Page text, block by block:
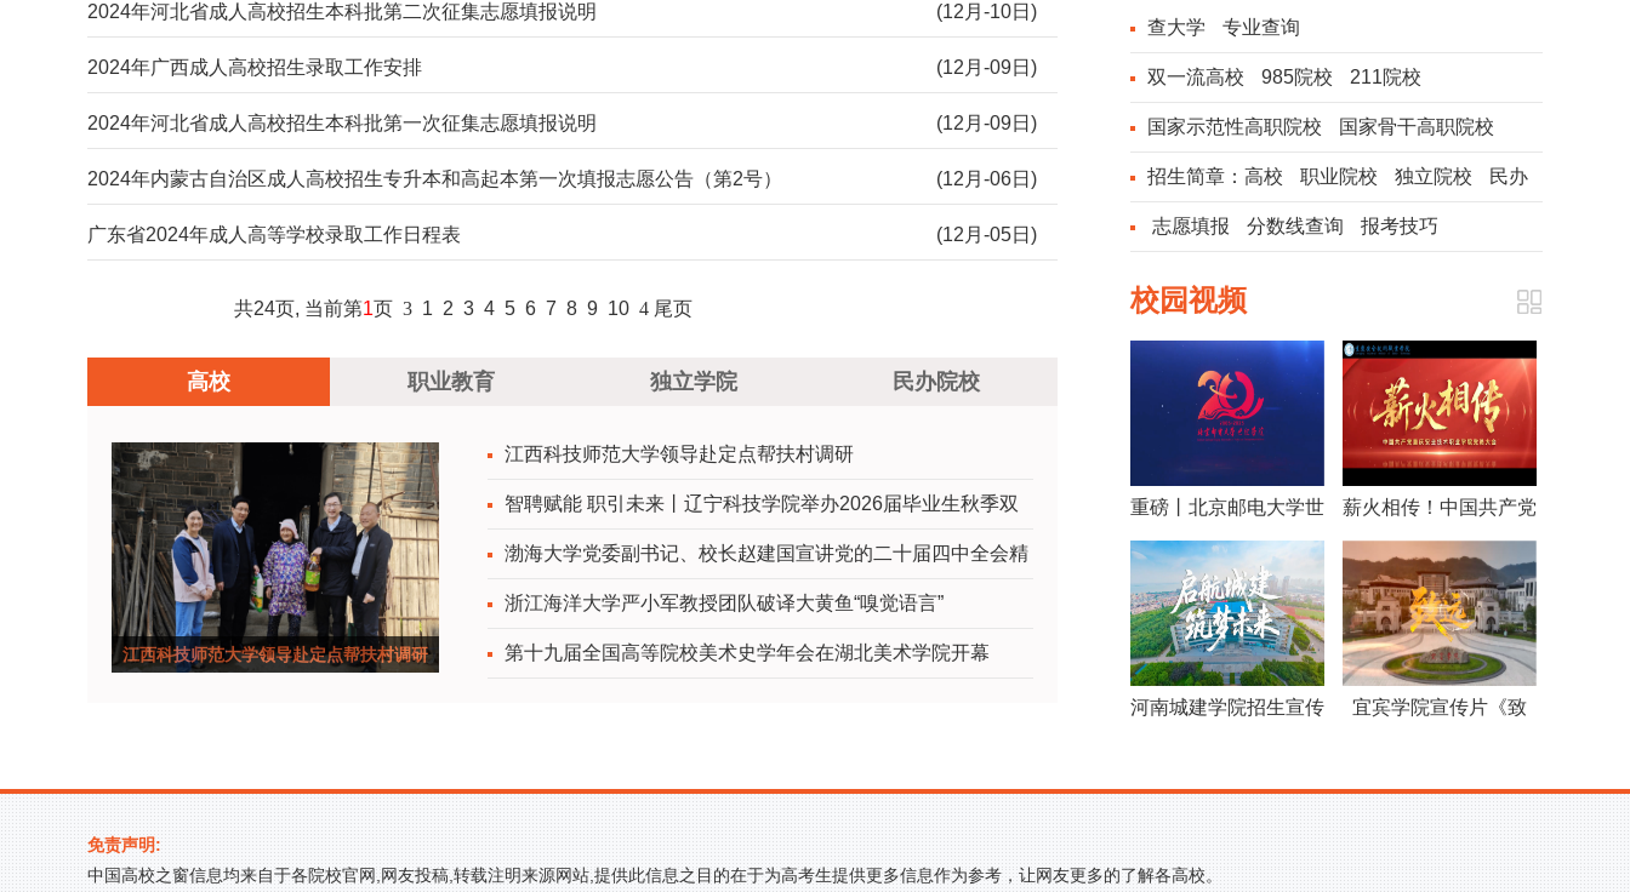
2024年河北省成人高校招生本科批第二次征集志愿填报说明 (12月-10日)
2024年广西成人高校招生录取工作安排 (12月-09日)
2024年河北省成人高校招生本科批第一次征集志愿填报说明 (12月-09日)
2024年内蒙古自治区成人高校招生专升本和高起本第一次填报志愿公告（第2号） (12月-06日)
广东省2024年成人高等学校录取工作日程表 (12月-05日)
共24页, 当前第1页 3 1 2 3 4 5 6 7 8 9 10 4 尾页
高校 职业教育 独立学院 民办院校
江西科技师范大学领导赴定点帮扶村调研
江西科技师范大学领导赴定点帮扶村调研
智聘赋能 职引未来丨辽宁科技学院举办2026届毕业生秋季双
选渤海大学党委副书记、校长赵建国宣讲党的二十届四中全会精
浙江海洋大学严小军教授团队破译大黄鱼“嗅觉语言”
第十九届全国高等院校美术史学年会在湖北美术学院开幕
查大学 专业查询
双一流高校 985院校 211院校
国家示范性高职院校 国家骨干高职院校
招生简章： 高校 职业院校 独立院校 民办
院校志愿填报 分数线查询 报考技巧
校园视频
重磅丨北京邮电大学世
纪学院建院20周年宣
传片发布
薪火相传！中国共产党
党员大会宣传片
河南城建学院招生宣传 宜宾学院宣传片《致
免责声明:
中国高校之窗信息均来自于各院校官网,网友投稿,转载注明来源网站,提供此信息之目的在于为高考生提供更多信息作为参考，让网友更多的了解各高校。